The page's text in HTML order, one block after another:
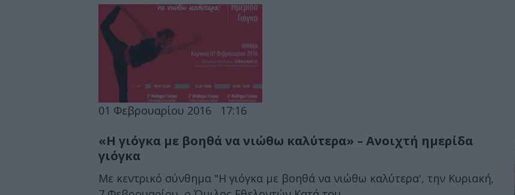
01 Φεβρουαρίου 2016 17:16
«Η γιόγκα με βοηθά να νιώθω καλύτερα» – Ανοιχτή ημερίδα
γιόγκα
Mε κεντρικό σύνθημα "Η γιόγκα με βοηθά να νιώθω καλύτερα', την Κυριακή,